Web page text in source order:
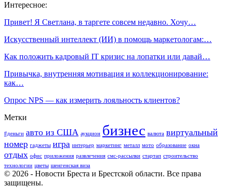
Интересное:
Привет! Я Светлана, в таргете совсем недавно. Хочу…
Искусственный интеллект (ИИ) в помощь маркетологам:…
Как положить кадровый IT кризис на лопатки или давай…
Привычка, внутренняя мотивация и коллекционирование:
как…
Опрос NPS — как измерить лояльность клиентов?
Метки
#деньги авто из США аукцион бизнес валюта виртуальный
номер гаджеты игра интерьер маркетинг металл мото образование окна
отдых офис приложения развлечения смс-рассылки стартап строительство
технологии цветы шенгенская виза
© 2026 - Новости Бреста и Брестской области. Все права
защищены.